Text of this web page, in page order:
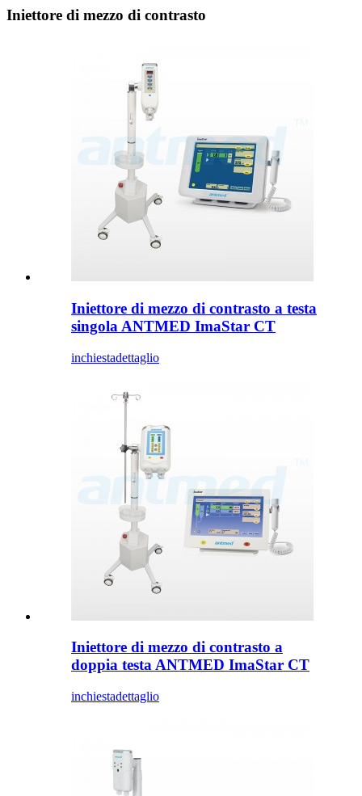
Iniettore di mezzo di contrasto
Iniettore di mezzo di contrasto a testa
singola ANTMED ImaStar CT
inchiestadettaglio
Iniettore di mezzo di contrasto a
doppia testa ANTMED ImaStar CT
inchiestadettaglio